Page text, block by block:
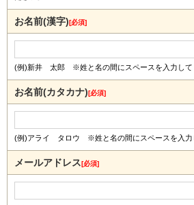
お名前(漢字)[必須]
(例)新井 太郎 ※姓と名の間にスペースを入力して
お名前(カタカナ)[必須]
(例)アライ タロウ ※姓と名の間にスペースを入力
メールアドレス[必須]